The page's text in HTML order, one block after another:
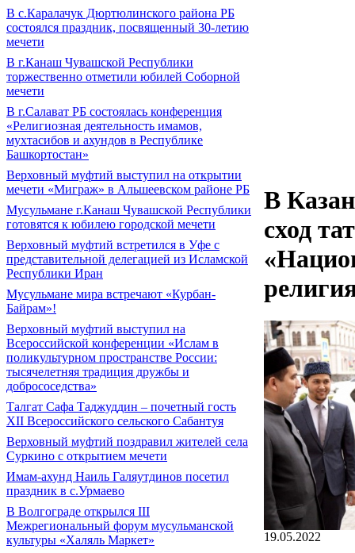
В с.Каралачук Дюртюлинского района РБ
состоялся праздник, посвященный 30-летию
мечети
В г.Канаш Чувашской Республики
торжественно отметили юбилей Соборной
мечети
В г.Салават РБ состоялась конференция
«Религиозная деятельность имамов,
мухтасибов и ахундов в Республике
Башкортостан»
Верховный муфтий выступил на открытии
мечети «Миграж» в Альшеевском районе РБ
Мусульмане г.Канаш Чувашской Республики
готовятся к юбилею городской мечети
Верховный муфтий встретился в Уфе с
представительной делегацией из Исламской
Республики Иран
Мусульмане мира встречают «Курбан-
Байрам»!
Верховный муфтий выступил на
Всероссийской конференции «Ислам в
поликультурном пространстве России:
тысячелетняя традиция дружбы и
добрососедства»
Талгат Сафа Таджуддин – почетный гость
XII Всероссийского сельского Сабантуя
Верховный муфтий поздравил жителей села
Суркино с открытием мечети
Имам-ахунд Наиль Галяутдинов посетил
праздник в с.Урмаево
В Волгограде открылся III
Межрегиональный форум мусульманской
культуры «Халяль Маркет»
В
сход
19.05.2022